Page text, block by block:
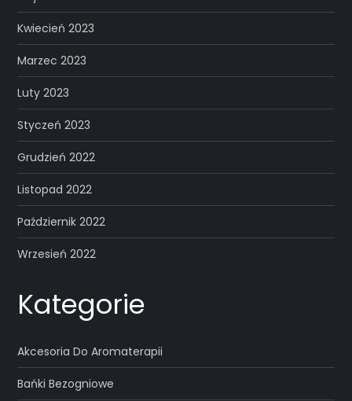
Kwiecień 2023
Marzec 2023
Luty 2023
Styczeń 2023
Grudzień 2022
Listopad 2022
Październik 2022
Wrzesień 2022
Kategorie
Akcesoria Do Aromaterapii
Bańki Bezogniowe